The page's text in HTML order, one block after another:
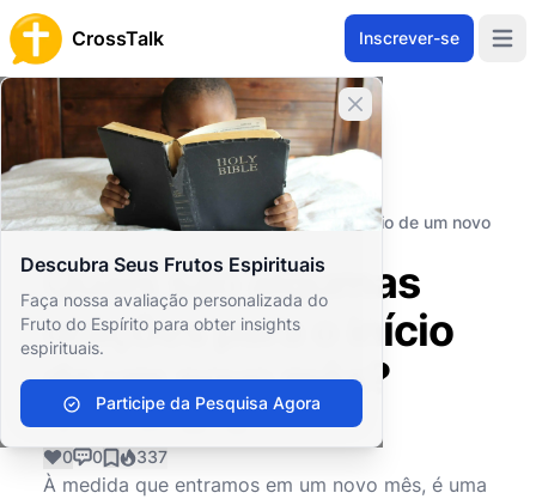
CrossTalk Inscrever-se
Fechar banner
Descubra Seus Frutos Espirituais
Faça nossa avaliação personalizada do
Fruto do Espírito para obter insights
espirituais.
Participe da Pesquisa Agora
Home
Arquivo de Perguntas
Práticas Espirituais
Oração
Quais são algumas orações para o início de um novo
Quais são algumas
orações para o início
de um novo mês?
0 0 337
À medida que entramos em um novo mês, é uma